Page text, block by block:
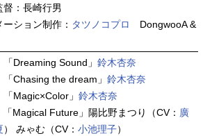
督：長崎行男
ーション制作： タツノコプロ
DongwooA &
「Dreaming Sound」 鈴木杏奈
「Chasing the dream」 鈴木杏奈
Magic×Color」 鈴木杏奈
「Magical Future」陽比野まつり（CV： 廣
） みゃむ（CV： 小池理子）